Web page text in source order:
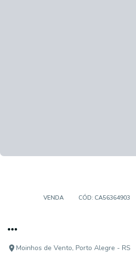
VENDA CÓD: CA56364903
...
Moinhos de Vento, Porto Alegre - RS